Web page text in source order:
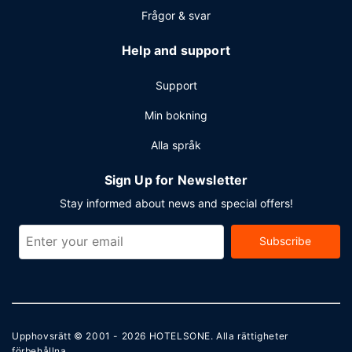
kvadratmeter, däribland konferensrum och 4 mötesrum.
Frågor & svar
Help and support
Support
Min bokning
Alla språk
Sign Up for Newsletter
Stay informed about news and special offers!
Subscribe
Upphovsrätt © 2001 - 2026 HOTELSONE. Alla rättigheter